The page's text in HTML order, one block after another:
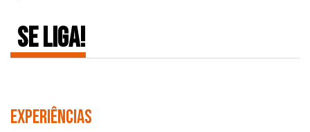
SE LIGA!
Experiências